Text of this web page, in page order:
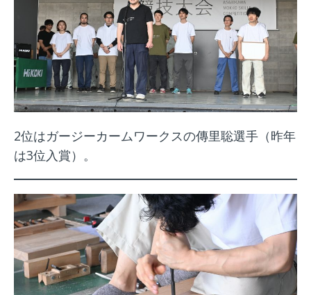
2位はガージーカームワークスの傳里聡選手（昨年
は3位入賞）。